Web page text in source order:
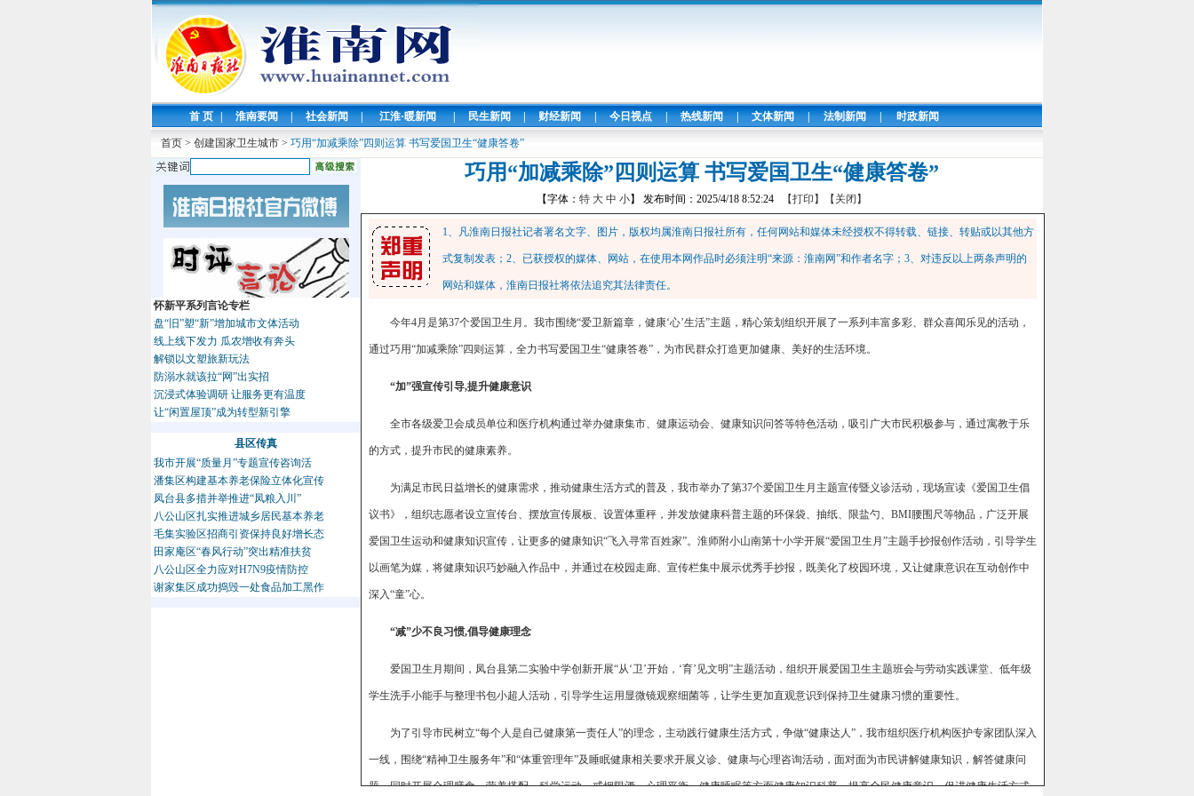
首 页 | 淮南要闻 | 社会新闻 | 江淮·暖新闻 | 民生新闻 | 财经新闻 | 今日视点 | 热线新闻 | 文体新闻 | 法制新闻 | 时政新闻
首页 > 创建国家卫生城市 > 巧用“加减乘除”四则运算 书写爱国卫生“健康答卷”
怀新平系列言论专栏
盘“旧”塑“新”增加城市文体活动
线上线下发力 瓜农增收有奔头
解锁以文塑旅新玩法
防溺水就该拉“网”出实招
沉浸式体验调研 让服务更有温度
让“闲置屋顶”成为转型新引擎
县区传真
我市开展“质量月”专题宣传咨询活
潘集区构建基本养老保险立体化宣传
凤台县多措并举推进“凤粮入川”
八公山区扎实推进城乡居民基本养老
毛集实验区招商引资保持良好增长态
田家庵区“春风行动”突出精准扶贫
八公山区全力应对H7N9疫情防控
谢家集区成功捣毁一处食品加工黑作
巧用“加减乘除”四则运算 书写爱国卫生“健康答卷”
【字体： 特 大 中 小】 发布时间：2025/4/18 8:52:24 【打印】 【关闭】
1、凡淮南日报社记者署名文字、图片，版权均属淮南日报社所有，任何网站和媒体未经授权不得转载、链接、转贴或以其他方
式复制发表；2、已获授权的媒体、网站，在使用本网作品时必须注明“来源：淮南网”和作者名字；3、对违反以上两条声明的
网站和媒体，淮南日报社将依法追究其法律责任。
今年4月是第37个爱国卫生月。我市围绕“爱卫新篇章，健康‘心’生活”主题，精心策划组织开展了一系列丰富多彩、群众喜闻乐见的活动，
通过巧用“加减乘除”四则运算，全力书写爱国卫生“健康答卷”，为市民群众打造更加健康、美好的生活环境。
“加”强宣传引导,提升健康意识
全市各级爱卫会成员单位和医疗机构通过举办健康集市、健康运动会、健康知识问答等特色活动，吸引广大市民积极参与，通过寓教于乐
的方式，提升市民的健康素养。
为满足市民日益增长的健康需求，推动健康生活方式的普及，我市举办了第37个爱国卫生月主题宣传暨义诊活动，现场宣读《爱国卫生倡
议书》，组织志愿者设立宣传台、摆放宣传展板、设置体重秤，并发放健康科普主题的环保袋、抽纸、限盐勺、BMI腰围尺等物品，广泛开展
爱国卫生运动和健康知识宣传，让更多的健康知识“飞入寻常百姓家”。淮师附小山南第十小学开展“爱国卫生月”主题手抄报创作活动，引导学生
以画笔为媒，将健康知识巧妙融入作品中，并通过在校园走廊、宣传栏集中展示优秀手抄报，既美化了校园环境，又让健康意识在互动创作中
深入“童”心。
“减”少不良习惯,倡导健康理念
爱国卫生月期间，凤台县第二实验中学创新开展“从‘卫’开始，‘育’见文明”主题活动，组织开展爱国卫生主题班会与劳动实践课堂、低年级
学生洗手小能手与整理书包小超人活动，引导学生运用显微镜观察细菌等，让学生更加直观意识到保持卫生健康习惯的重要性。
为了引导市民树立“每个人是自己健康第一责任人”的理念，主动践行健康生活方式，争做“健康达人”，我市组织医疗机构医护专家团队深入
一线，围绕“精神卫生服务年”和“体重管理年”及睡眠健康相关要求开展义诊、健康与心理咨询活动，面对面为市民讲解健康知识，解答健康问
题。同时开展合理膳食、营养搭配、科学运动、戒烟限酒、心理平衡、健康睡眠等方面健康知识科普，提高全民健康意识，促进健康生活方式